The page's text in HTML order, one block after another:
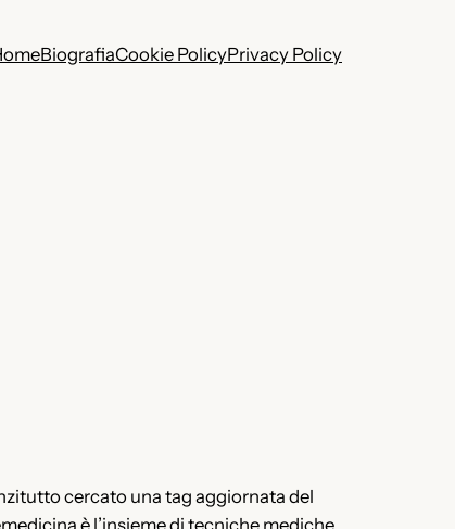
BiografiaCookie PolicyPrivacy Policy
cercato una tag aggiornata del
è l’insieme di tecniche mediche